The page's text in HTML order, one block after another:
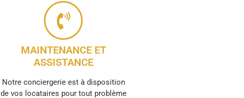
MAINTENANCE ET
ASSISTANCE
Notre conciergerie est à disposition
de vos locataires pour tout problème